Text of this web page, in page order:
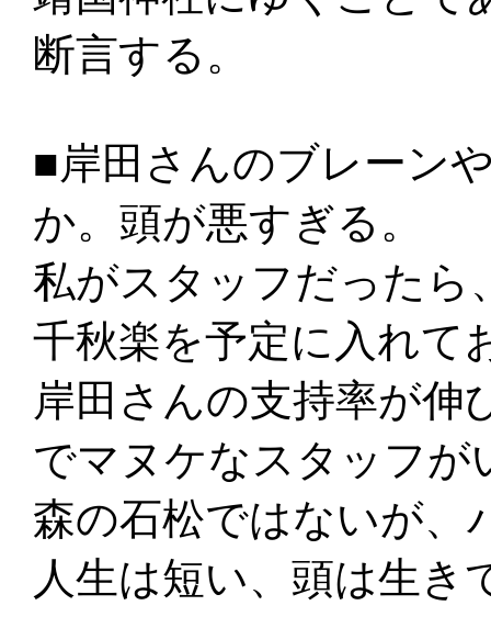
断言する。
■岸田さんのブレーン
か。頭が悪すぎる。
私がスタッフだったら
千秋楽を予定に入れて
岸田さんの支持率が伸
でマヌケなスタッフが
森の石松ではないが、
人生は短い、頭は生き